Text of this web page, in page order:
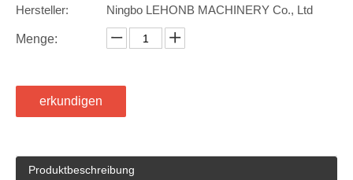
Hersteller:
Ningbo LEHONB MACHINERY Co., Ltd
Menge:
erkundigen
Produktbeschreibung